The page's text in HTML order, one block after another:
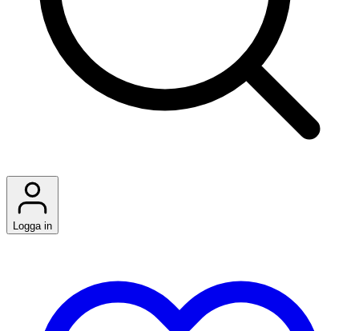
Logga in